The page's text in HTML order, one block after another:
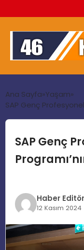
GÜNDEM
EKONOMI
TEKNOLOJI
EĞITIM
Ana Sayfa Yaşam
SAP Genç
SAP Genç
Haber
12 Kasım 2024